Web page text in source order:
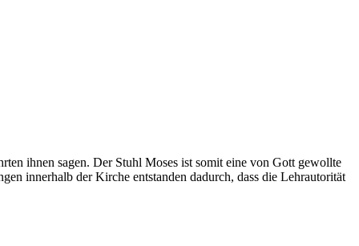
ihnen sagen. Der Stuhl Moses ist somit eine von Gott gewollte
innerhalb der Kirche entstanden dadurch, dass die Lehrautorität